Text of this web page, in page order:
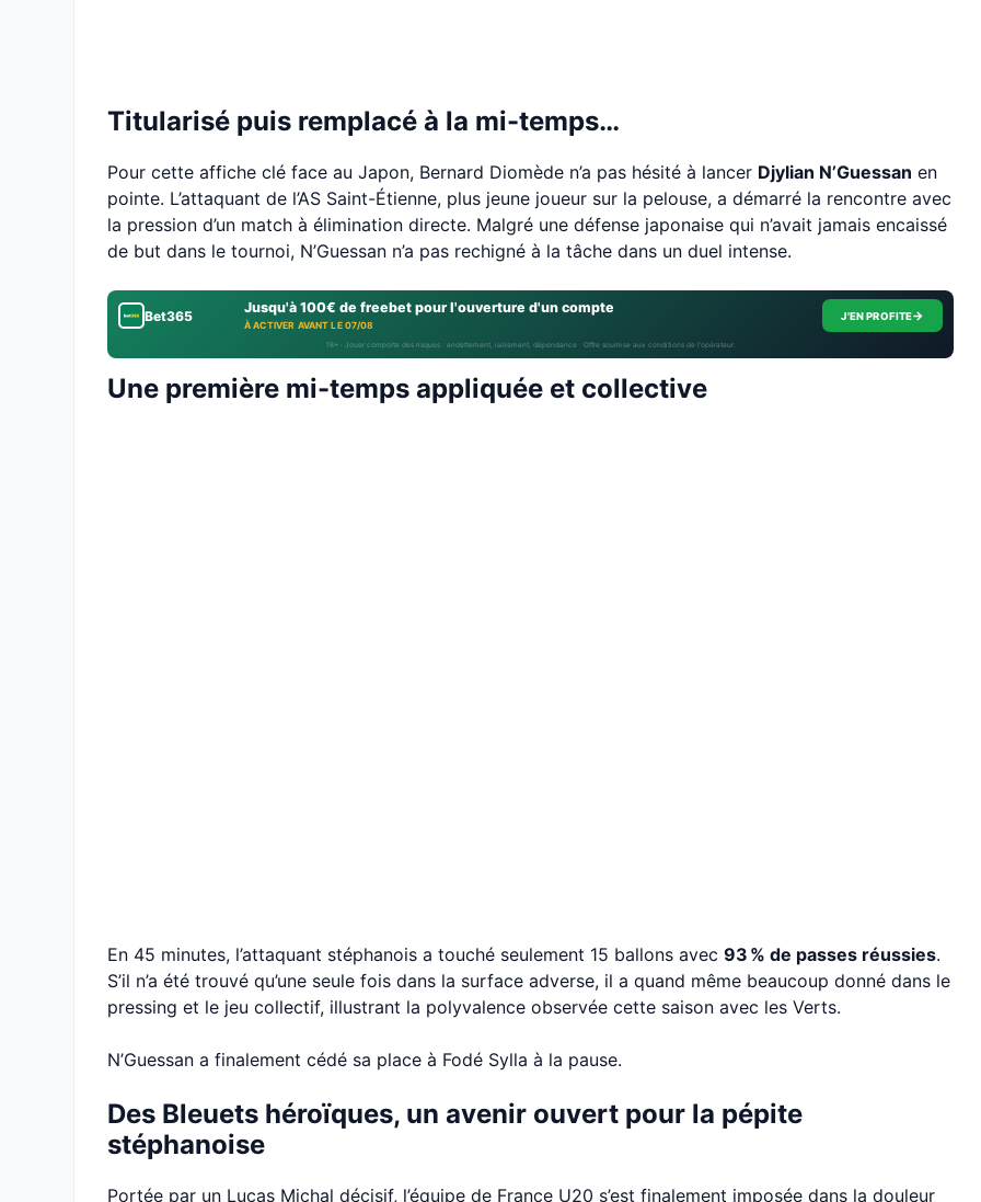
Titularisé puis remplacé à la mi-temps…
Pour cette affiche clé face au Japon, Bernard Diomède n’a pas hésité à lancer Djylian N’Guessan en
pointe. L’attaquant de l’AS Saint-Étienne, plus jeune joueur sur la pelouse, a démarré la rencontre avec
la pression d’un match à élimination directe. Malgré une défense japonaise qui n’avait jamais encaissé
de but dans le tournoi, N’Guessan n’a pas rechigné à la tâche dans un duel intense.
Bet365 Jusqu'à 100€ de freebet pour l'ouverture d'un compte
À ACTIVER AVANT LE 07/08
J'EN PROFITE→
18+ · Jouer comporte des risques : endettement, isolement, dépendance · Offre soumise aux conditions de l’opérateur.
Une première mi-temps appliquée et collective
En 45 minutes, l’attaquant stéphanois a touché seulement 15 ballons avec 93 % de passes réussies.
S’il n’a été trouvé qu’une seule fois dans la surface adverse, il a quand même beaucoup donné dans le
pressing et le jeu collectif, illustrant la polyvalence observée cette saison avec les Verts.
N’Guessan a finalement cédé sa place à Fodé Sylla à la pause.
Des Bleuets héroïques, un avenir ouvert pour la pépite
stéphanoise
Portée par un Lucas Michal décisif, l’équipe de France U20 s’est finalement imposée dans la douleur